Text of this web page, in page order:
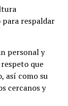
respaldar
personal y
que
así como su
cercanos y